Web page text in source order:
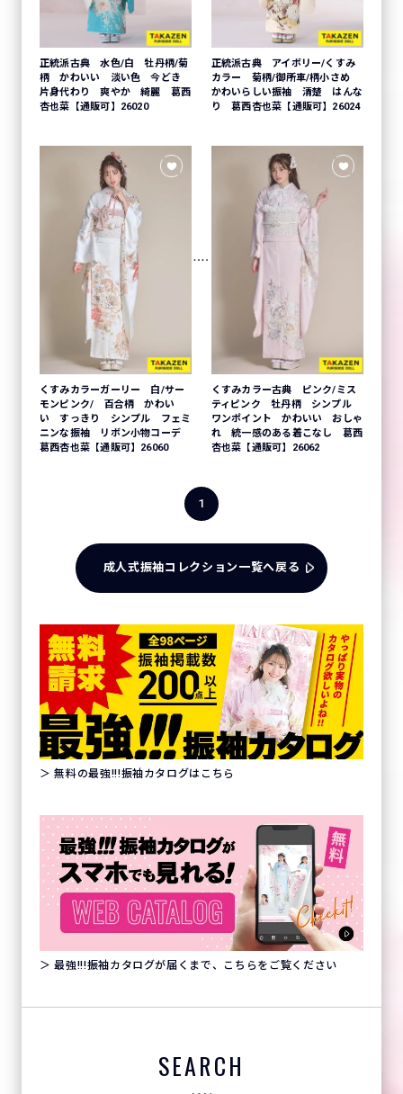
正統派古典 水色/白 牡丹柄/菊
柄 かわいい 淡い色 今どき
片身代わり 爽やか 綺麗 葛西
杏也菜【通販可】26020
正統派古典 アイボリー/くすみ
カラー 菊柄/御所車/柄小さめ
かわいらしい振袖 清楚 はんな
り 葛西杏也菜【通販可】26024
くすみカラーガーリー 白/サー
モンピンク/ 百合柄 かわい
い すっきり シンプル フェミ
ニンな振袖 リボン小物コーデ
葛西杏也菜【通販可】26060
くすみカラー古典 ピンク/ミス
ティピンク 牡丹柄 シンプル
ワンポイント かわいい おしゃ
れ 統一感のある着こなし 葛西
杏也菜【通販可】26062
1
成人式振袖コレクション一覧へ戻る
＞ 無料の最強!!!振袖カタログはこちら
＞ 最強!!!振袖カタログが届くまで、こちらをご覧ください
SEARCH